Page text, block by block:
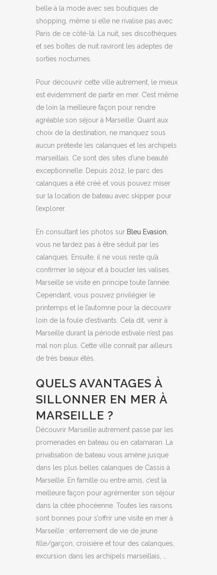
belle à la mode avec ses boutiques de
shopping, même si elle ne rivalise pas avec
Paris de ce côté-là. La nuit, ses discothèques
et ses boîtes de nuit raviront les adeptes de
sorties nocturnes.
Pour découvrir cette ville autrement, le mieux
est évidemment de partir en mer. C’est même
de loin la meilleure façon pour rendre
agréable son séjour à Marseille. Quant aux
choix de la destination, ne manquez sous
aucun prétexte les calanques et les archipels
marseillais. Ce sont des sites d’une beauté
exceptionnelle. Depuis 2012, le parc des
calanques a été créé et vous pouvez miser
sur la location de bateau avec skipper pour
l’explorer.
En consultant les photos sur Bleu Evasion
vous ne tardez pas à être séduit par les
calanques. Ensuite, il ne vous reste qu’à
confirmer le séjour et à boucler les valises.
Marseille se visite en principe toute l’année.
Cependant, vous pouvez privilégier le
printemps et le l’automne pour la découvrir
loin de la foule d’estivants. Cela dit, venir à
Marseille durant la période estivale n’est pas
mal non plus. Cette ville connaît par ailleurs
de très beaux étés.
QUELS AVANTAGES À
SILLONNER EN MER À
MARSEILLE ?
Découvrir Marseille autrement passe par les
promenades en bateau ou en catamaran. La
privatisation de bateau vous amène jusque
dans les plus belles calanques de Cassis à
Marseille. En famille ou entre amis, c’est la
meilleure façon pour agrémenter son séjour
dans la citée phocéenne. Toutes les raisons
sont bonnes pour s’offrir une visite en mer à
Marseille : enterrement de vie de jeune
fille/garçon, croisière et tour des calanques,
excursion dans les archipels marseillais, …